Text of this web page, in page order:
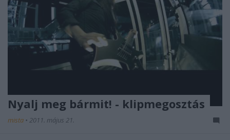
Nyalj meg bármit! - klipmegosztás
mista • 2011. május 21.